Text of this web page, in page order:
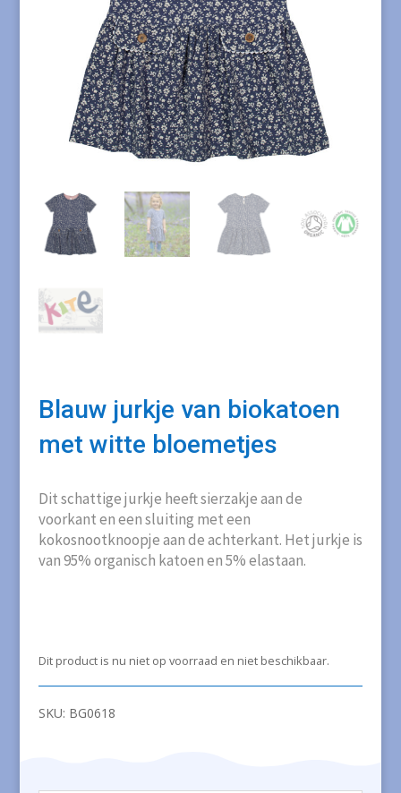
Blauw jurkje van biokatoen
met witte bloemetjes
Dit schattige jurkje heeft sierzakje aan de
voorkant en een sluiting met een
kokosnootknoopje aan de achterkant. Het jurkje is
van 95% organisch katoen en 5% elastaan.
Dit product is nu niet op voorraad en niet beschikbaar.
SKU: BG0618